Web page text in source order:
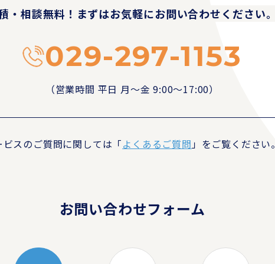
・相談無料！ まずはお気軽にお問い合わせください。
029-297-1153
（営業時間 平日 月〜金 9:00〜17:00）
ビスのご質問に関しては 「よくあるご質問」をご覧ください。
お問い合わせフォーム